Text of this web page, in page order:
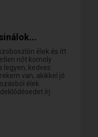
élek és itt
nőt komoly
legyen, kedves.
van, akikkel jó
élek.
írj